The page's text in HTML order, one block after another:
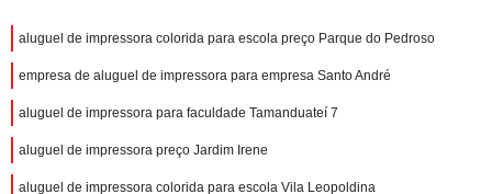
aluguel de impressora colorida para escola preço Parque do Pedroso
empresa de aluguel de impressora para empresa Santo André
aluguel de impressora para faculdade Tamanduateí 7
aluguel de impressora preço Jardim Irene
aluguel de impressora colorida para escola Vila Leopoldina